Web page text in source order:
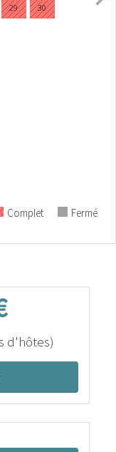
29 30
Complet Fermé
d'hôtes)